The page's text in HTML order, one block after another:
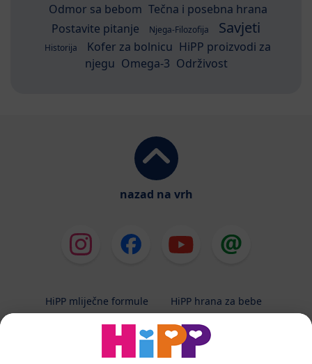
Odmor sa bebom Tečna i posebna hrana
Postavite pitanje
Njega-Filozofija Savjeti
Historija Kofer za bolnicu HiPP proizvodi za
njegu Omega-3 Održivost
nazad na vrh
HiPP mliječne formule
HiPP hrana za bebe
HiPP njega
HiPP trudnoća
Terapeutska dijeta